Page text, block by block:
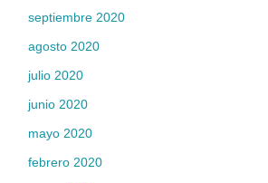
septiembre 2020
agosto 2020
julio 2020
junio 2020
mayo 2020
febrero 2020